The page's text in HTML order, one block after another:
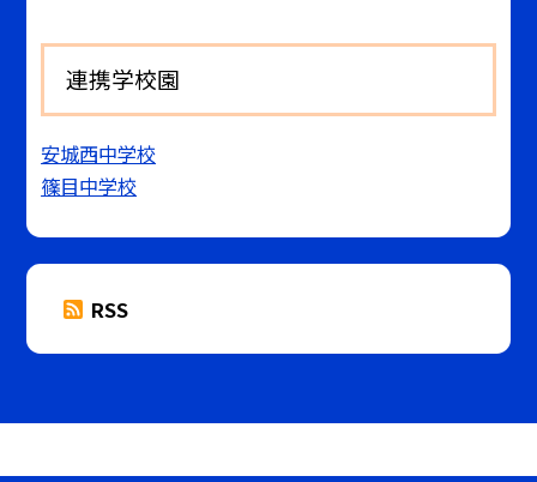
連携学校園
安城西中学校
篠目中学校
RSS